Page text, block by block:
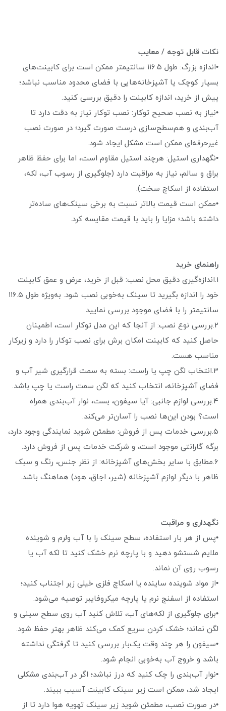
نکات قابل توجه / معایب
•اندازه بزرگ: طول ۱۱۶.۵ سانتیمتر ممکن است برای کابینت‌های
بسیار کوچک یا آشپزخانه‌هایی با فضای محدود مناسب نباشد؛
پیش از خرید، اندازه کابینت را دقیق بررسی کنید.
•نیاز به نصب صحیح توکار: نصب توکار نیاز به دقت دارد تا
آب‌بندی و هم‌سطح‌سازی درست صورت گیرد؛ در صورت نصب
غیرحرفه‌ای ممکن است مشکل ایجاد شود.
•نگهداری استیل: هرچند استیل مقاوم است، اما برای حفظ ظاهر
براق و سالم، نیاز به مراقبت دارد (جلوگیری از رسوب آب، لکه،
استفاده از اسکاچ سخت).
•ممکن است قیمت بالاتر نسبت به برخی سینک‌های ساده‌تر
داشته باشد؛ مزایا را باید با قیمت مقایسه کرد.
راهنمای خرید
1.اندازه‌گیری دقیق محل نصب: قبل از خرید، عرض و عمق کابینت
خود را اندازه بگیرید تا سینک به‌خوبی نصب شود. به‌ویژه طول ۱۱۶.۵
سانتیمتر را با فضای موجود بررسی نمایید.
2.بررسی نوع نصب: از آنجا که این مدل توکار است، اطمینان
حاصل کنید که کابینت امکان برش برای نصب توکار را دارد و زیرکار
مناسب هست.
3.انتخاب لگن چپ یا راست: بسته به سمت قرارگیری شیر آب و
فضای آشپزخانه، انتخاب کنید که لگن سمت راست یا چپ باشد.
4.بررسی لوازم جانبی: آیا سیفون، بست، نوار آب‌بندی همراه
است؟ بودن این‌ها نصب را آسان‌تر می‌کند.
5.بررسی خدمات پس از فروش: مطمئن شوید نمایندگی وجود دارد،
برگه گارانتی موجود است، و شرکت خدمات پس از فروش دارد.
6.مطابق با سایر بخش‌های آشپزخانه: از نظر جنس، رنگ و سبک
ظاهر با دیگر لوازم آشپزخانه (شیر، اجاق، هود) هماهنگ باشد.
نگهداری و مراقبت
•پس از هر بار استفاده، سطح سینک را با آب ولرم و شوینده
ملایم شستشو دهید و با پارچه نرم خشک کنید تا لکه آب یا
رسوب روی آن نماند.
•از مواد شوینده ساینده یا اسکاچ فلزی خیلی زبر اجتناب کنید؛
استفاده از اسفنج نرم یا پارچه میکروفایبر توصیه می‌شود.
•برای جلوگیری از لکه‌های آب، تلاش کنید آب روی سطح سینی و
لگن نماند؛ خشک کردن سریع کمک می‌کند ظاهر بهتر حفظ شود.
•سیفون را هر چند وقت یک‌بار بررسی کنید تا گرفتگی نداشته
باشد و خروج آب به‌خوبی انجام شود.
•نوار آب‌بندی را چک کنید که درز نباشد؛ اگر در آب‌بندی مشکلی
ایجاد شد، ممکن است زیر سینک کابینت آسیب ببیند.
•در صورت نصب، مطمئن شوید زیر سینک تهویه هوا دارد تا از